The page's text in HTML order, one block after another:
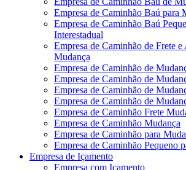
Empresa de Caminhão Baú para
Empresa de Caminhão Baú
Interestadual
Empresa de Caminhão de Frete
Mudança
Empresa de Caminhão de
Empresa de Caminhão de
Empresa de Caminhão de
Empresa de Caminhão de
Empresa de Caminhão Frete
Empresa de Caminhão Mudança
Empresa de Caminhão para
Empresa de Caminhão Pequeno
Empresa de Içamento
Empresa com Içamento